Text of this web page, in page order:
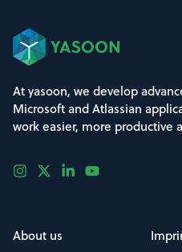
At yasoon, we develop
Microsoft and Atlassian
work easier, more productive
About us